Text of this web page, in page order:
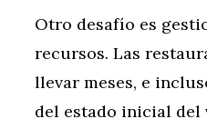
Otro desafío es
recursos. Las
llevar meses, e
del estado inicial del